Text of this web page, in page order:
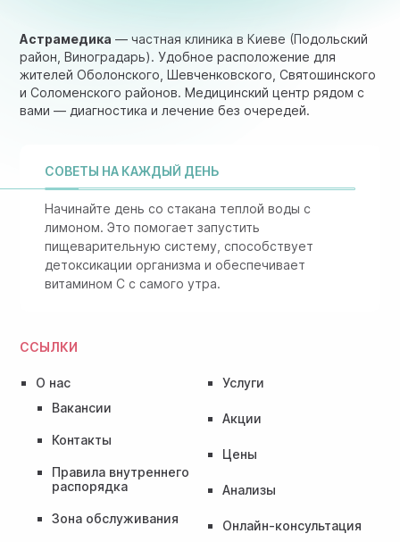
ССЫЛКИ
О нас
Вакансии
Контакты
Правила внутреннего
распорядка
Зона обслуживания
Услуги
Акции
Цены
Анализы
Онлайн-консультация
Астрамедика — частная клиника в Киеве (Подольский
район, Виноградарь). Удобное расположение для
жителей Оболонского, Шевченковского, Святошинского
и Соломенского районов. Медицинский центр рядом с
вами — диагностика и лечение без очередей.
СОВЕТЫ НА КАЖДЫЙ ДЕНЬ
Начинайте день со стакана теплой воды с
лимоном. Это помогает запустить
пищеварительную систему, способствует
детоксикации организма и обеспечивает
витамином C с самого утра.